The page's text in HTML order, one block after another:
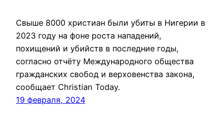
Свыше 8000 христиан были убиты в Нигерии в
2023 году на фоне роста нападений,
похищений и убийств в последние годы,
согласно отчёту Международного общества
гражданских свобод и верховенства закона,
сообщает Christian Today.
19 февраля, 2024